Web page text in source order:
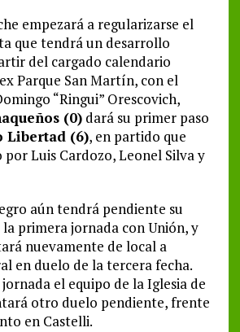
empezará a regularizarse el
que tendrá un desarrollo
del cargado calendario
Parque San Martín, con el
“Ringui” Orescovich,
(0)dará su primer paso
Libertad (6), en partido que
Luis Cardozo, Leonel Silva y
aún tendrá pendiente su
primera jornada con Unión, y
nuevamente de local a
en duelo de la tercera fecha.
el equipo de la Iglesia de
otro duelo pendiente, frente
en Castelli.